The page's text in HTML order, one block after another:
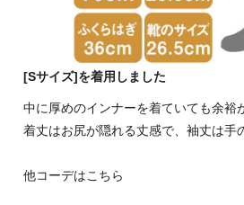
[Sサイズ]を着用しました
中に厚めのインナーを着ていても余裕
着丈はお尻が隠れる丈感で、袖丈は手
他コーデはこちら